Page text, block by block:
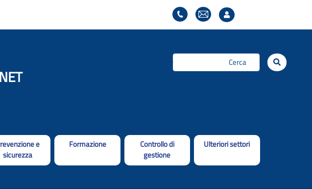
Cerca...
e
sicurezza
Formazione
Controllo di
gestione
Ulteriori settori